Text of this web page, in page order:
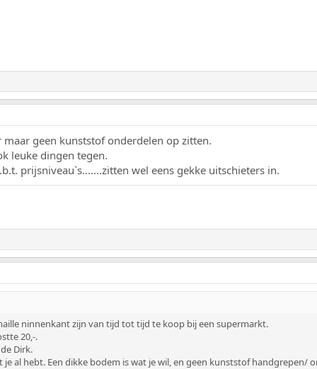
geen kunststof onderdelen op zitten.
leuke dingen tegen.
prijsniveau`s.......zitten wel eens gekke uitschieters in.
ninnenkant zijn van tijd tot tijd te koop bij een supermarkt.
20,-.
Dirk.
al hebt. Een dikke bodem is wat je wil, en geen kunststof handgrepen/